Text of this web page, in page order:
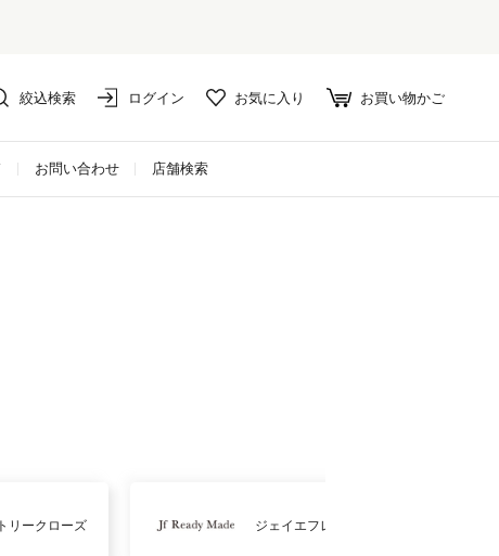
絞込検索 ログイン お気に入り お買い物かご
お問い合わせ 店舗検索
リークローズ ジェイエフレディメイド